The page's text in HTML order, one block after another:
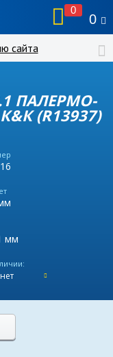
0
0
сайта
ПАЛЕРМО-
(R13937)
мм
нет